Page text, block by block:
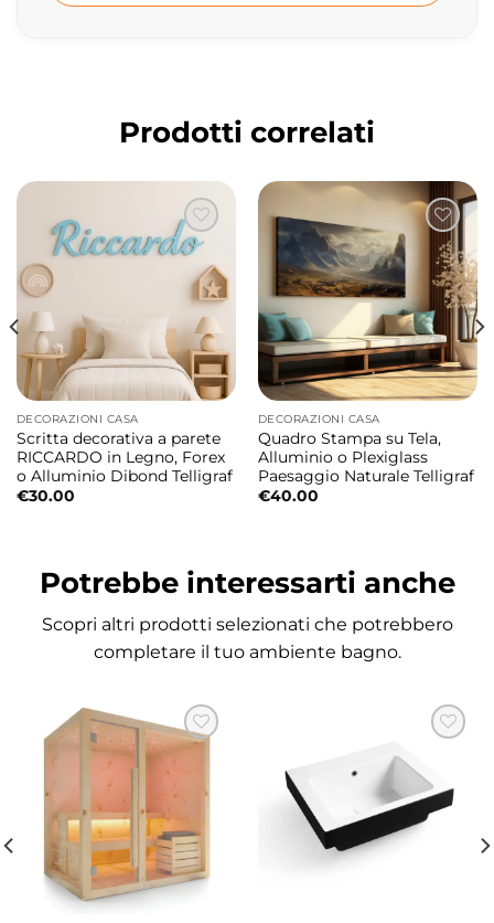
Prodotti correlati
DECORAZIONI CASA
Scritta decorativa a parete
RICCARDO in Legno, Forex
o Alluminio Dibond Telligraf
€30.00
DECORAZIONI CASA
Quadro Stampa su Tela,
Alluminio o Plexiglass
Paesaggio Naturale Telligraf
€40.00
Potrebbe interessarti anche
Scopri altri prodotti selezionati che potrebbero
completare il tuo ambiente bagno.